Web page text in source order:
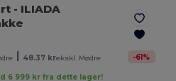
- ILIADA
48.37 krekskl. Mødre -61%
6 999 kr fra dette lager!